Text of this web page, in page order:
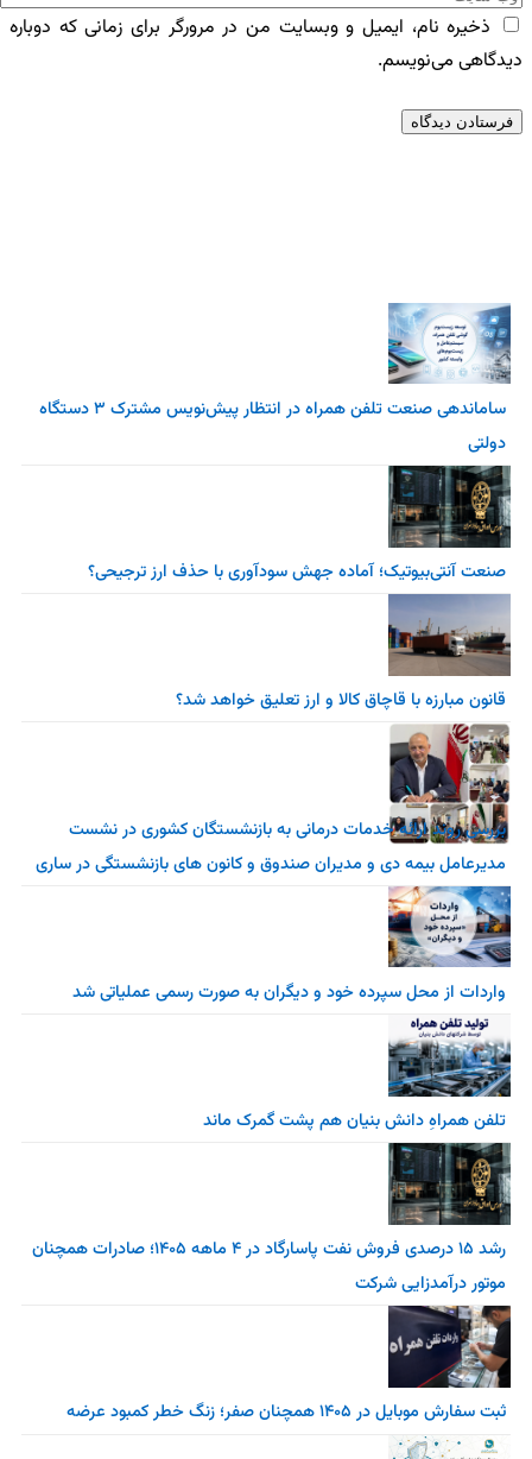
ذخیره نام، ایمیل و وبسایت من در مرورگر برای زمانی که دوباره
دیدگاهی می‌نویسم.
ساماندهی صنعت تلفن همراه در انتظار پیش‌نویس مشترک ۳ دستگاه
دولتی
صنعت آنتی‌بیوتیک؛ آماده جهش سودآوری با حذف ارز ترجیحی؟
قانون مبارزه با قاچاق کالا و ارز تعلیق خواهد شد؟
بررسی روند ارائه خدمات درمانی به بازنشستگان کشوری در نشست
مدیرعامل بیمه دی و مدیران صندوق و کانون های بازنشستگی در ساری
واردات از محل سپرده خود و دیگران به صورت رسمی عملیاتی شد
تلفن همراهِ دانش بنیان هم پشت گمرک ماند
رشد ۱۵ درصدی فروش نفت پاسارگاد در ۴ ماهه ۱۴۰۵؛ صادرات همچنان
موتور درآمدزایی شرکت
ثبت سفارش موبایل در ۱۴۰۵ همچنان صفر؛ زنگ خطر کمبود عرضه